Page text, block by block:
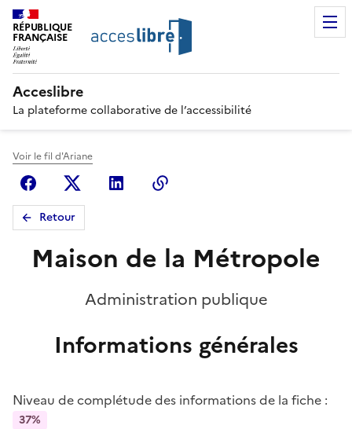
RÉPUBLIQUE
FRANÇAISE
Acceslibre
La plateforme collaborative de l’accessibilité
Voir le fil d'Ariane
FacebookX (anciennement Twitter)
Linkedin
Retour
Maison de la Métropole
Administration publique
Informations générales
Niveau de complétude des informations de la fiche :
37%